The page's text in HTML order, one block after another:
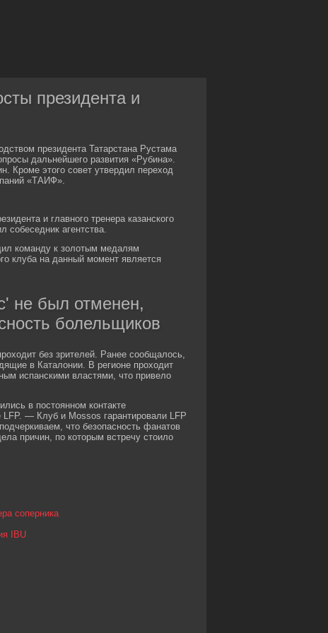
президента и
президента Татарстана Рустама
дальнейшего развития «Рубина».
Кроме этого совет утвердил переход
«ТАИФ».
и главного тренера казанского
собеседник агентства.
команду к золотым медалям
клуба на данный момент является
не был отменен,
болельщиков
без зрителей. Ранее сообщалось,
в Каталонии. В регионе проходит
испанскими властями, что привело
в постоянном контакте
— Клуб и Mossos гарантировали LFP
что безопасность фанатов
причин, по которым встречу стоило
соперника
IBU